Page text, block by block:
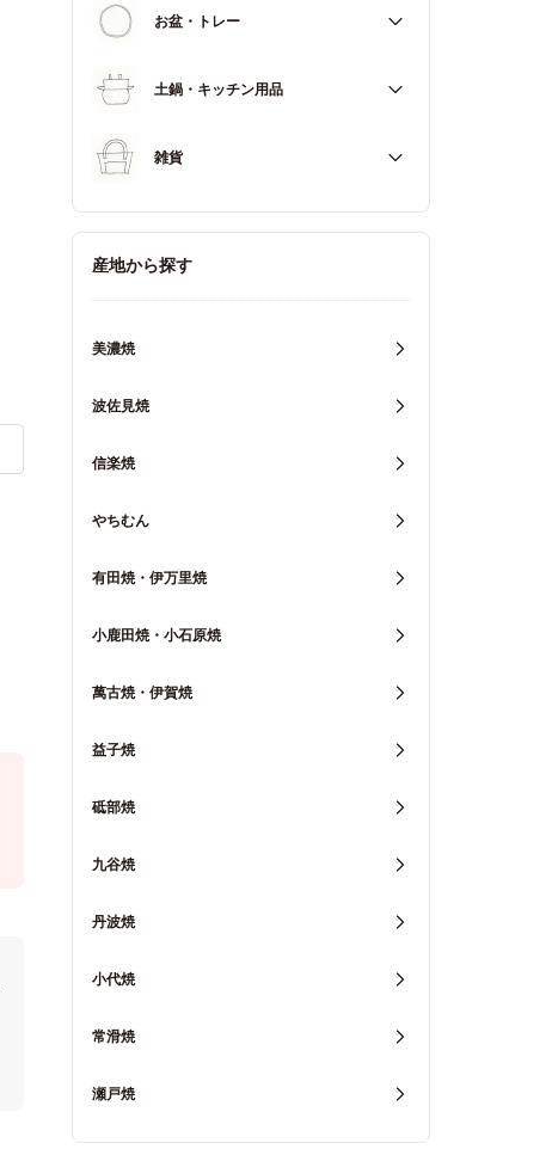
すべて
箸
お盆・トレー
すべて
土鍋・キッチン用品
すべて
キッチン用品
重箱・弁当箱
雑貨
すべて
産地から探す
美濃焼
波佐見焼
信楽焼
やちむん
有田焼・伊万里焼
小鹿田焼・小石原焼
萬古焼・伊賀焼
益子焼
砥部焼
九谷焼
丹波焼
小代焼
常滑焼
瀬戸焼